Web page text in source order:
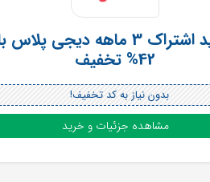
خرید اشتراک 3 ماهه دیجی پلاس
42% تخفیف
بدون نیاز به کد تخفیف!
مشاهده جزئیات و خرید